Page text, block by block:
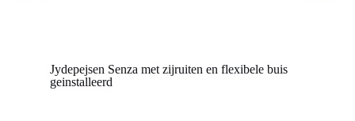
Jydepejsen Senza met zijruiten en flexibele buis
geinstalleerd